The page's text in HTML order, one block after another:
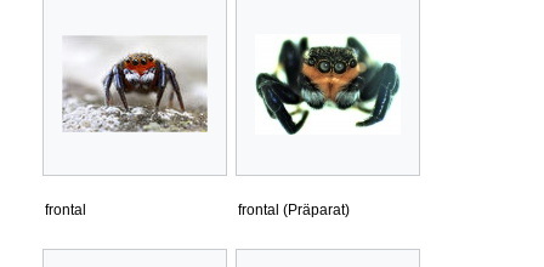
frontal frontal (Präparat)